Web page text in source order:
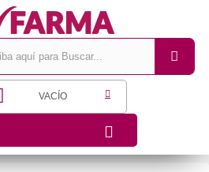
VACÍO